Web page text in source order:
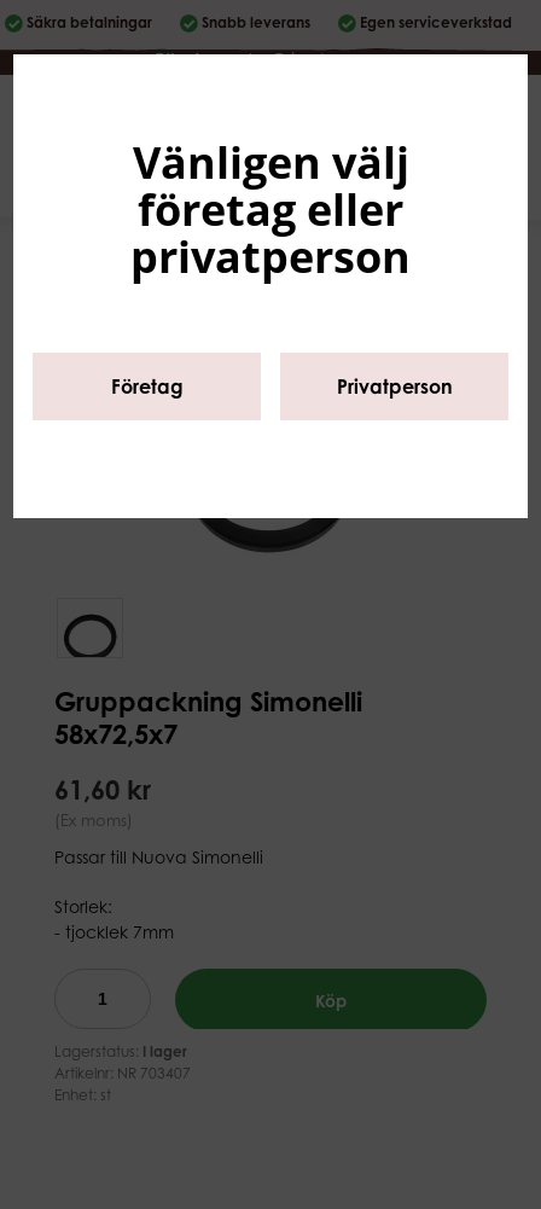
Säkra betalningar Snabb leverans Egen serviceverkstad
Företag | Privatperson
0
Gruppackning Simonelli
58x72,5x7
61,60 kr
(Ex moms)
Passar till Nuova Simonelli
Storlek:
- tjocklek 7mm
Köp
Lagerstatus: I lager
Artikelnr: NR 703407
Enhet: st
Vänligen välj
företag eller
privatperson
Företag Privatperson